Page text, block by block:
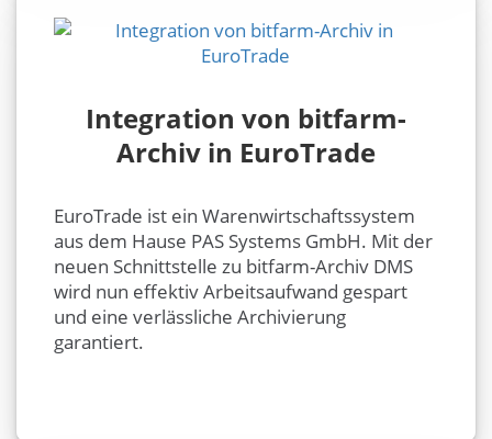
Integration von bitfarm-
Archiv in EuroTrade
EuroTrade ist ein Warenwirtschaftssystem
aus dem Hause PAS Systems GmbH. Mit der
neuen Schnittstelle zu bitfarm-Archiv DMS
wird nun effektiv Arbeitsaufwand gespart
und eine verlässliche Archivierung
garantiert.